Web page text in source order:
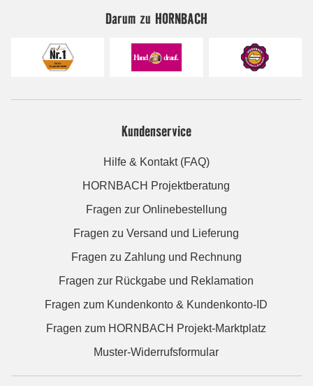
Darum zu HORNBACH
Kundenservice
Hilfe & Kontakt (FAQ)
HORNBACH Projektberatung
Fragen zur Onlinebestellung
Fragen zu Versand und Lieferung
Fragen zu Zahlung und Rechnung
Fragen zur Rückgabe und Reklamation
Fragen zum Kundenkonto & Kundenkonto-ID
Fragen zum HORNBACH Projekt-Marktplatz
Muster-Widerrufsformular